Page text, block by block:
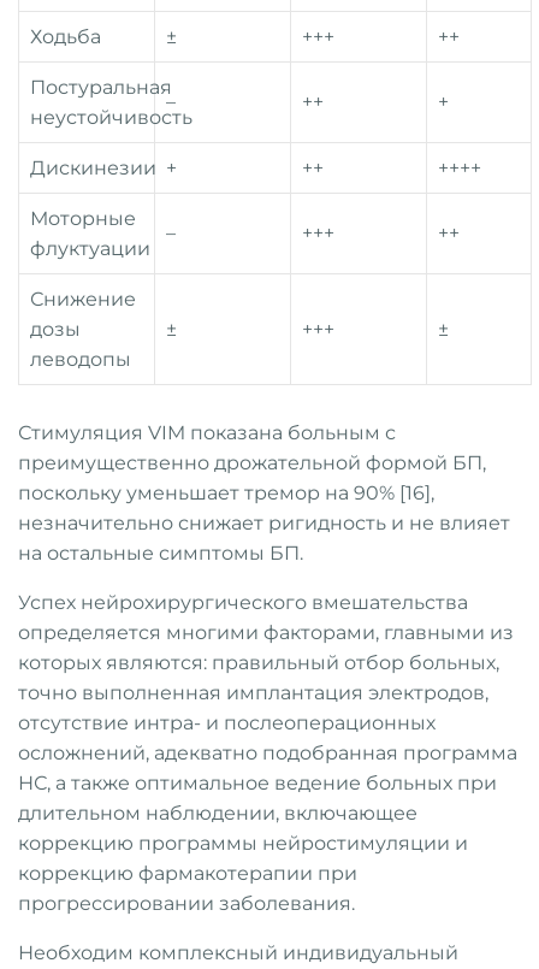
Ходьба ± +++ ++
Постуральная
неустойчивость
– ++ +
Дискинезии + ++ ++++
Моторные
флуктуации
– +++ ++
Снижение
дозы
леводопы
± +++ ±
Стимуляция VIM показана больным с
преимущественно дрожательной формой БП,
поскольку уменьшает тремор на 90% [16],
незначительно снижает ригидность и не влияет
на остальные симптомы БП.
Успех нейрохирургического вмешательства
определяется многими факторами, главными из
которых являются: правильный отбор больных,
точно выполненная имплантация электродов,
отсутствие интра- и послеоперационных
осложнений, адекватно подобранная программа
НС, а также оптимальное ведение больных при
длительном наблюдении, включающее
коррекцию программы нейростимуляции и
коррекцию фармакотерапии при
прогрессировании заболевания.
Необходим комплексный индивидуальный